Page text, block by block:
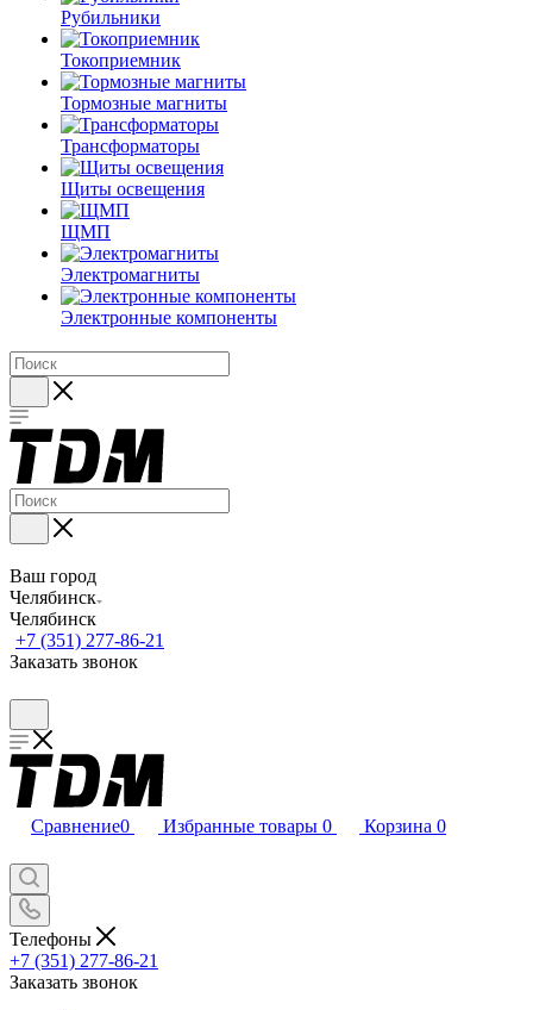
Рубильники
Токоприемник
Тормозные магниты
Трансформаторы
Щиты освещения
ЩМП
Электромагниты
Электронные компоненты
Ваш город
Челябинск
Челябинск
+7 (351) 277-86-21
Заказать звонок
Сравнение0 Избранные товары 0 Корзина 0
Телефоны
+7 (351) 277-86-21
Заказать звонок